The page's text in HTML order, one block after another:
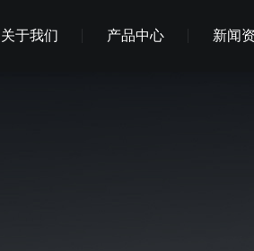
关于我们 产品中心 新闻